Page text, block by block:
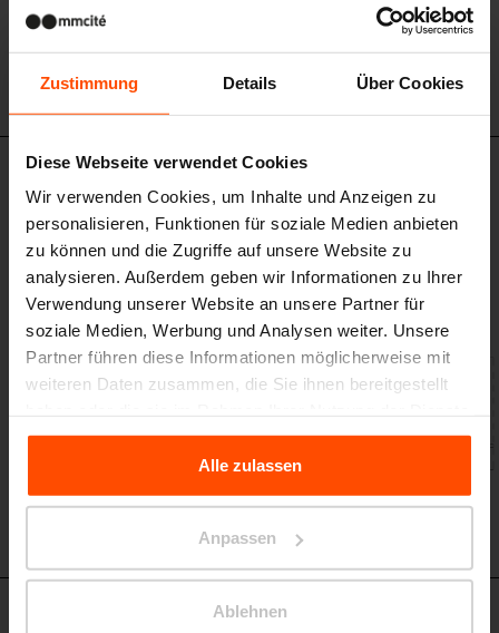
Zustimmung Details Über Cookies
Diese Webseite verwendet Cookies
Wir verwenden Cookies, um Inhalte und Anzeigen zu
personalisieren, Funktionen für soziale Medien anbieten
zu können und die Zugriffe auf unsere Website zu
analysieren. Außerdem geben wir Informationen zu Ihrer
Verwendung unserer Website an unsere Partner für
soziale Medien, Werbung und Analysen weiter. Unsere
Partner führen diese Informationen möglicherweise mit
weiteren Daten zusammen, die Sie ihnen bereitgestellt
gesammelt haben.
Für weitere Informationen besuchen Sie bitte Principles
Alle zulassen
Anpassen
Ablehnen
Pavillon im Freien
Verzinkte Stahlkonstruktion mit Pulverbeschichtung, Wände und Dach mit
Holzlamellen, Befestigung unter dem Boden / auf dem Boden.Das Set
enthält zwei Liegenbänke Rivage, wahlweise ergänzt durch einen Tisch
und USB-Anschluss